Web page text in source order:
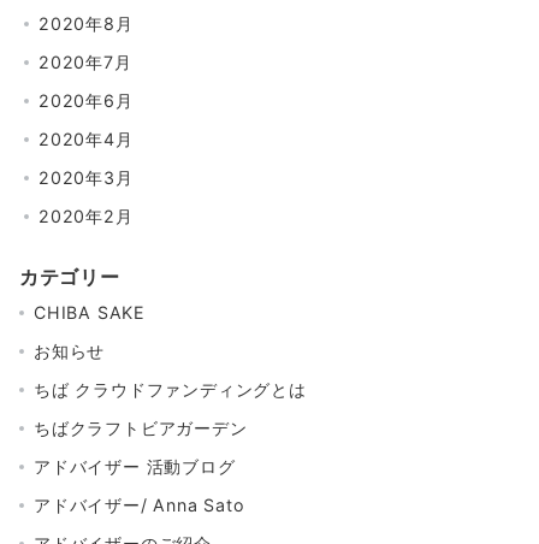
2020年8月
2020年7月
2020年6月
2020年4月
2020年3月
2020年2月
カテゴリー
CHIBA SAKE
お知らせ
ちば クラウドファンディングとは
ちばクラフトビアガーデン
アドバイザー 活動ブログ
アドバイザー/ Anna Sato